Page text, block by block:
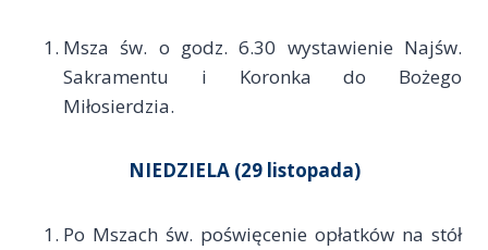
Msza św. o godz. 6.30 wystawienie Najśw.
Sakramentu i Koronka do Bożego
Miłosierdzia.
NIEDZIELA (29 listopada)
Po Mszach św. poświęcenie opłatków na stół